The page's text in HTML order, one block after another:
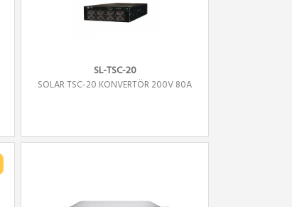
SL-TSC-20
SOLAR TSC-20 KONVERTÖR 200V 80A